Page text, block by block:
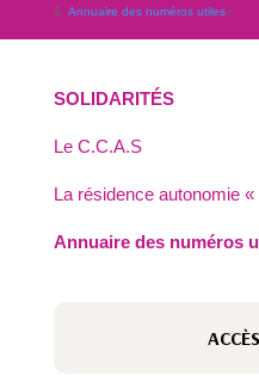
Annuaire des numéros utiles>
SOLIDARITÉS
Le C.C.A.S
La résidence autonomie
Annuaire des numéros